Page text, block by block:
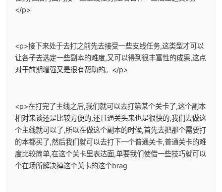
</p>
<p>接下来处于去打之前先去接受一些支线任务,这类型才可以
让各子去选定一些副本的难度,又可以得到很丰富性的成果,这点
对于前期增强又是很有帮助的。</p>
<p>在打完了主线之后,我们就可以去打第某个关卡了,这个副本
相对来谈还是比较方便的,还且通关头来也是很快的,我们去做这
个主线就可以了,所以在做这个副本的时候,首先去把那个需要打
的本都买了,然后我们就可以去打下一个普通关卡,普通关卡的难
度比较简单,在这个关卡里表达面,单要我们使借一些技巧就可以
个在场所解决掉这个关卡的这个brag